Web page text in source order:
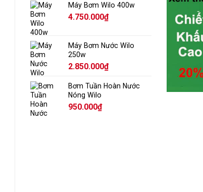
Máy Bơm Wilo 400w
4.750.000₫
Máy Bơm Nước Wilo
250w
2.850.000₫
Bơm Tuần Hoàn Nước
Nóng Wilo
950.000₫